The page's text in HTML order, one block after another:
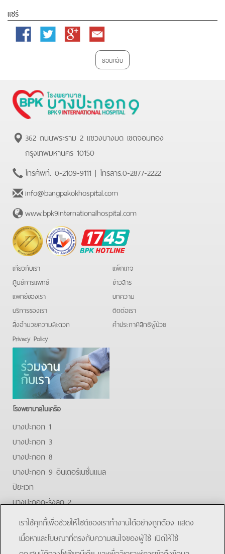
แชร์
Facebook Twitter
Google
Email
ย้อนกลับ
362 ถนนพระราม 2 แขวงบางมด เขตจอมทอง
กรุงเทพมหานคร 10150
โทรศัพท์. 0-2109-9111 | โทรสาร.0-2877-2222
info@bangpakokhospital.com
www.bpk9internationalhospital.com
BPK
Hotline
เกี่ยวกับเรา
ศูนย์การแพทย์
แพทย์ของเรา
บริการของเรา
สิ่งอำนวยความสะดวก
Privacy Policy
แพ็กเกจ
ข่าวสาร
บทความ
ติดต่อเรา
คําประกาศสิทธิผู้ป่วย
โรงพยาบาลในเครือ
บางปะกอก 1
บางปะกอก 3
บางปะกอก 8
บางปะกอก 9 อินเตอร์เนชั่นแนล
ปิยะเวท
บางปะกอก-รังสิต 2
บางปะกอกสมุทรปราการ
FacebookYoutubeLine
เราใช้คุกกี้เพื่อช่วยให้ไซต์ของเราทำงานได้อย่างถูกต้อง แสดง
เนื้อหาและโฆษณาที่ตรงกับความสนใจของผู้ใช้ เปิดให้ใช้